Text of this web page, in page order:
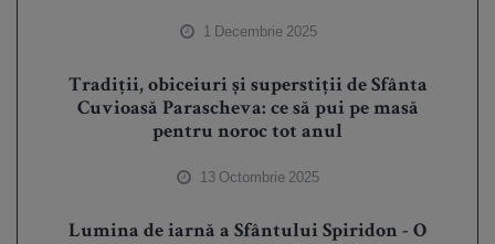
1 Decembrie 2025
Tradiții, obiceiuri și superstiții de Sfânta
Cuvioasă Parascheva: ce să pui pe masă
pentru noroc tot anul
13 Octombrie 2025
Lumina de iarnă a Sfântului Spiridon - O